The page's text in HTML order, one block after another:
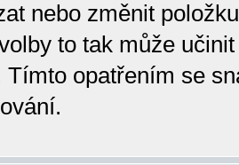
nebo změnit
to tak může
Tímto opatřením se